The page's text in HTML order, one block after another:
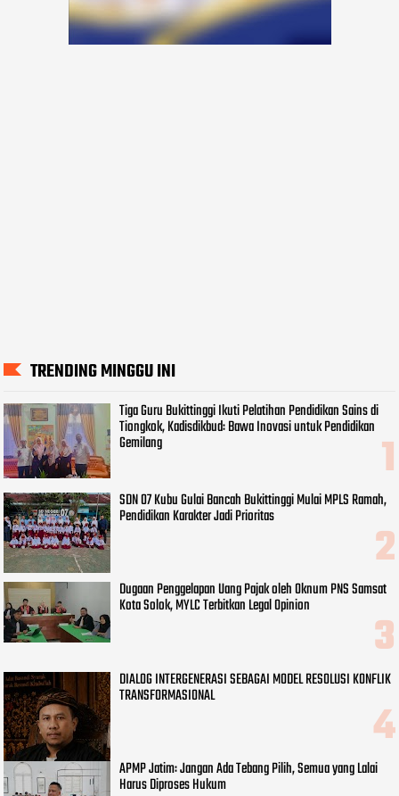
TRENDING MINGGU INI
Tiga Guru Bukittinggi Ikuti Pelatihan Pendidikan Sains di
Tiongkok, Kadisdikbud: Bawa Inovasi untuk Pendidikan
Gemilang
SDN 07 Kubu Gulai Bancah Bukittinggi Mulai MPLS Ramah,
Pendidikan Karakter Jadi Prioritas
Dugaan Penggelapan Uang Pajak oleh Oknum PNS Samsat
Kota Solok, MYLC Terbitkan Legal Opinion
DIALOG INTERGENERASI SEBAGAI MODEL RESOLUSI KONFLIK
TRANSFORMASIONAL
APMP Jatim: Jangan Ada Tebang Pilih, Semua yang Lalai
Harus Diproses Hukum